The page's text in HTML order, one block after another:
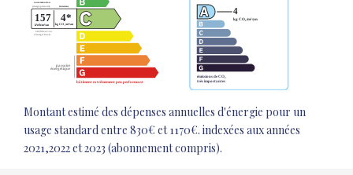
Montant estimé des dépenses annuelles d'énergie pour un
usage standard entre 830€ et 1170€. indexées aux années
2021,2022 et 2023 (abonnement compris).